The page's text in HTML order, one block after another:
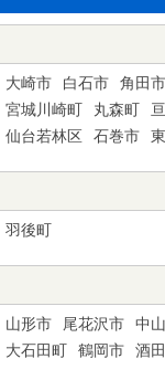
大崎市 白石市 角田市
宮城川崎町
丸森町
仙台若林区
石巻市
羽後町
山形市 尾花沢市 中
大石田町
鶴岡市 酒